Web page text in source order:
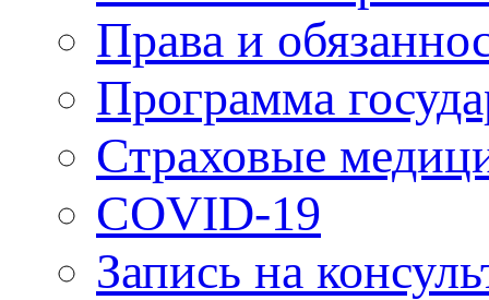
Права и
Программа
Страховые
COVID-19
Запись на